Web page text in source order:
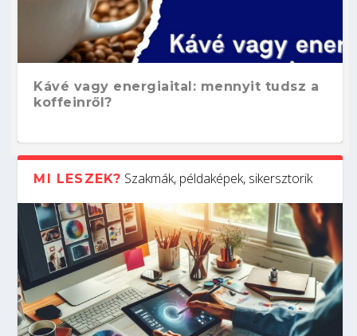
Kávé vagy energiaital: mennyit tudsz a
koffeinről?
MI LESZEK? Szakmák, példaképek, sikersztorik